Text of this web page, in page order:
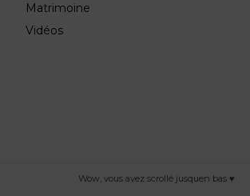
Matrimoine
Vidéos
Wow, vous avez scrollé jusquen bas ♥